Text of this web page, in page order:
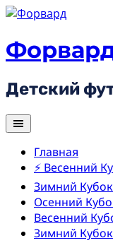
Skip
content
Детский
Главная
⚡ Весенний
Зимний
Осенний
Весенний
Зимний